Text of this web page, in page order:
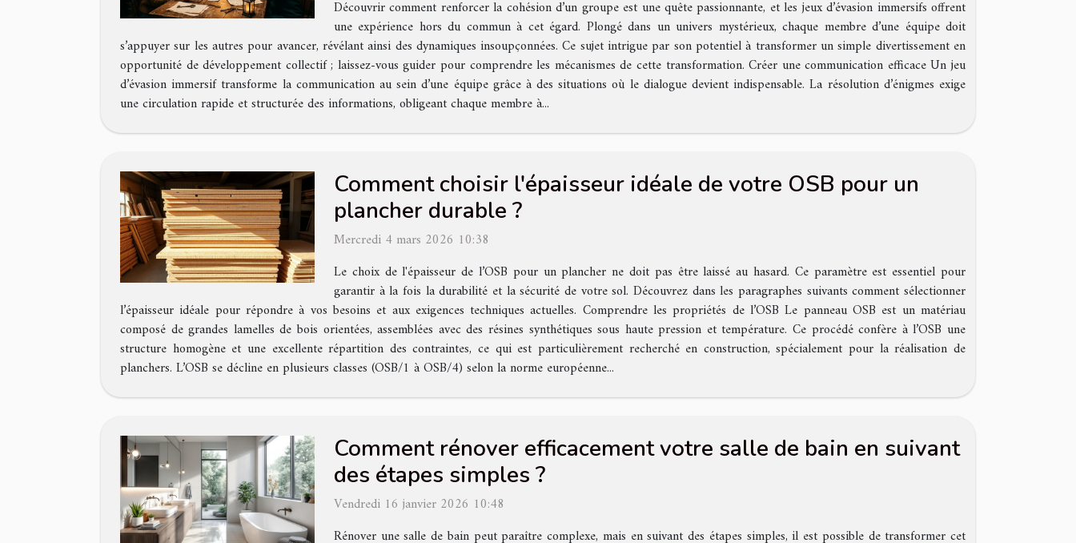
Découvrir comment renforcer la cohésion d’un groupe est une quête passionnante, et les jeux d’évasion immersifs offrent
une expérience hors du commun à cet égard. Plongé dans un univers mystérieux, chaque membre d’une équipe doit
s’appuyer sur les autres pour avancer, révélant ainsi des dynamiques insoupçonnées. Ce sujet intrigue par son potentiel à transformer un simple divertissement en
opportunité de développement collectif ; laissez-vous guider pour comprendre les mécanismes de cette transformation. Créer une communication efficace Un jeu
d’évasion immersif transforme la communication au sein d’une équipe grâce à des situations où le dialogue devient indispensable. La résolution d’énigmes exige
une circulation rapide et structurée des informations, obligeant chaque membre à...
Comment choisir l'épaisseur idéale de votre OSB pour un
plancher durable ?
Mercredi 4 mars 2026 10:38
Le choix de l'épaisseur de l’OSB pour un plancher ne doit pas être laissé au hasard. Ce paramètre est essentiel pour
garantir à la fois la durabilité et la sécurité de votre sol. Découvrez dans les paragraphes suivants comment sélectionner
l’épaisseur idéale pour répondre à vos besoins et aux exigences techniques actuelles. Comprendre les propriétés de l’OSB Le panneau OSB est un matériau
composé de grandes lamelles de bois orientées, assemblées avec des résines synthétiques sous haute pression et température. Ce procédé confère à l’OSB une
structure homogène et une excellente répartition des contraintes, ce qui est particulièrement recherché en construction, spécialement pour la réalisation de
planchers. L’OSB se décline en plusieurs classes (OSB/1 à OSB/4) selon la norme européenne...
Comment rénover efficacement votre salle de bain en suivant
des étapes simples ?
Vendredi 16 janvier 2026 10:48
Rénover une salle de bain peut paraître complexe, mais en suivant des étapes simples, il est possible de transformer cet